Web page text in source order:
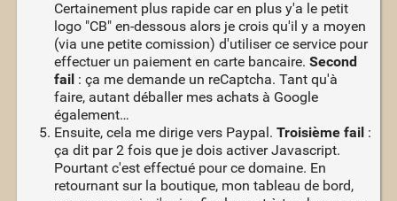
Certainement plus rapide car en plus y'a le petit
logo "CB" en-dessous alors je crois qu'il y a moyen
(via une petite comission) d'utiliser ce service pour
effectuer un paiement en carte bancaire. Second
fail: ça me demande un reCaptcha. Tant qu'à
faire, autant déballer mes achats à Google
également…
Ensuite, cela me dirige vers Paypal. Troisième fail:
ça dit par 2 fois que je dois activer Javascript.
Pourtant c'est effectué pour ce domaine. En
retournant sur la boutique, mon tableau de bord,